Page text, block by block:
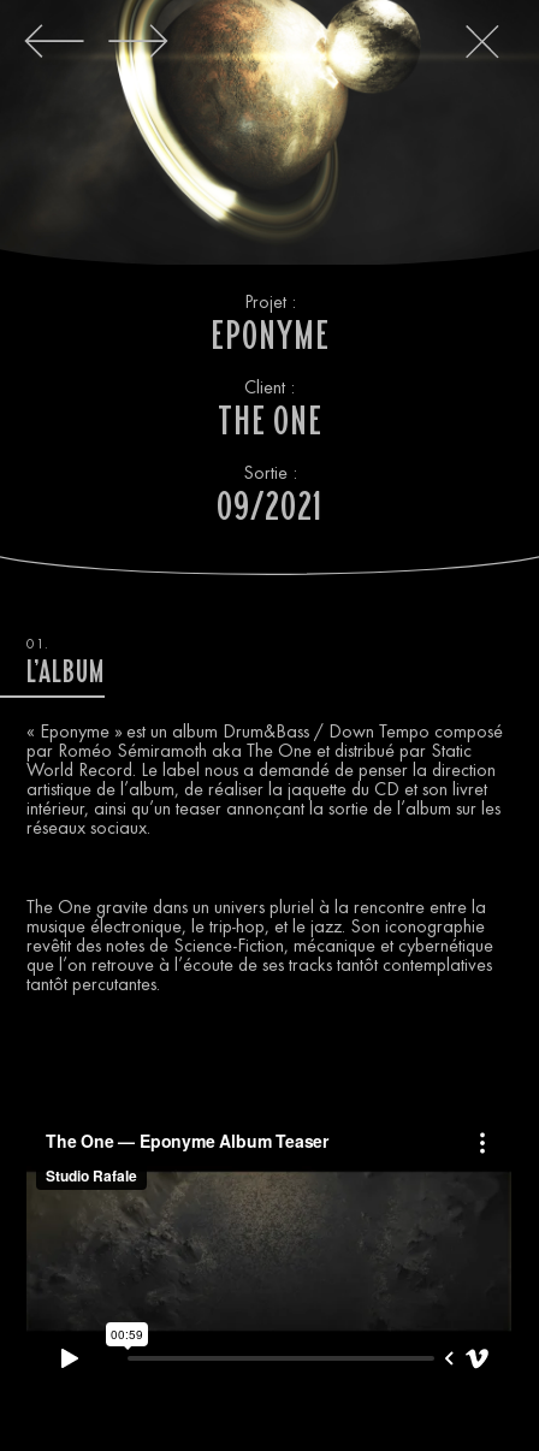
Projet :
EPONYM E
Client :
TH E ON E
Sortie :
09/2021
01.
L’ALBUM
« Eponyme » est un album Drum&Bass / Down Tempo composé
par Roméo Sémiramoth aka The One et distribué par Static
World Record. Le label nous a demandé de penser la direction
artistique de l’album, de réaliser la jaquette du CD et son livret
intérieur, ainsi qu’un teaser annonçant la sortie de l’album sur les
réseaux sociaux.
The One gravite dans un univers pluriel à la rencontre entre la
musique électronique, le trip-hop, et le jazz. Son iconographie
revêtit des notes de Science-Fiction, mécanique et cybernétique
que l’on retrouve à l’écoute de ses tracks tantôt contemplatives
tantôt percutantes.